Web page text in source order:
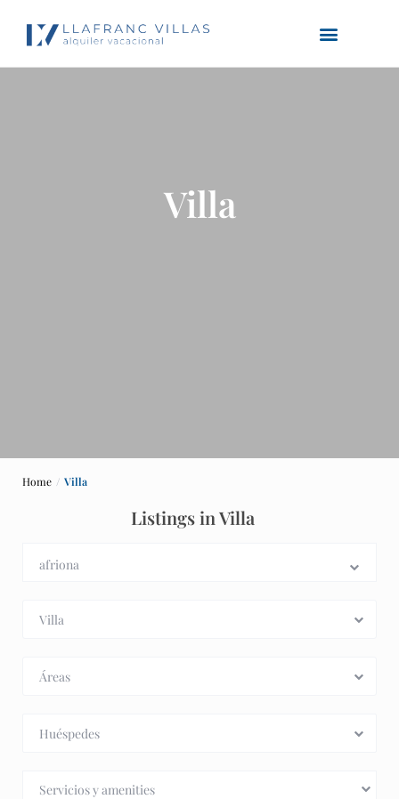
Villa
Home Villa
Listings in Villa
Villa
Áreas
Huéspedes
Servicios y amenities